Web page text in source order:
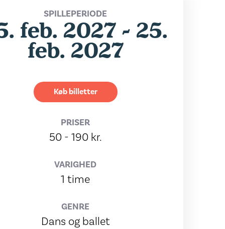
SPILLEPERIODE
feb. 2027 - 25.
feb. 2027
Køb billetter
PRISER
50 - 190 kr.
VARIGHED
1 time
GENRE
Dans og ballet